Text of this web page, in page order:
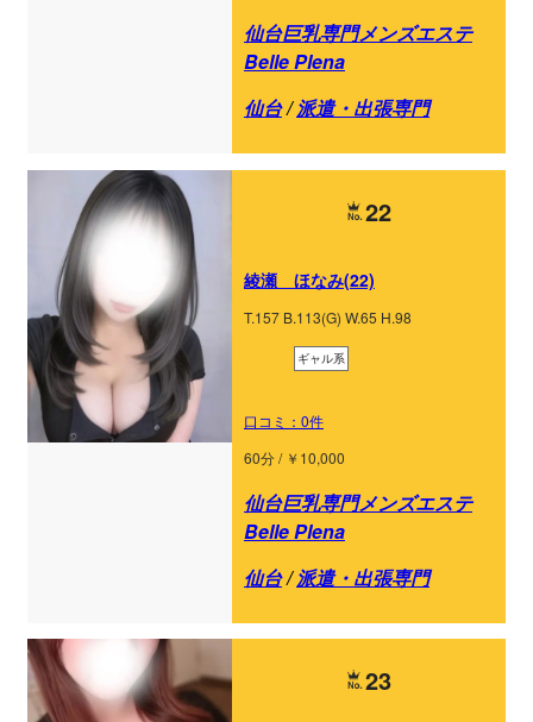
仙台巨乳専門メンズエステ
Belle Plena
仙台/派遣・出張専門
22
綾瀬 ほなみ(22)
T.157 B.113(G) W.65 H.98
ギャル系
口コミ：0件
60分 / ￥10,000
仙台巨乳専門メンズエステ
Belle Plena
仙台/派遣・出張専門
23